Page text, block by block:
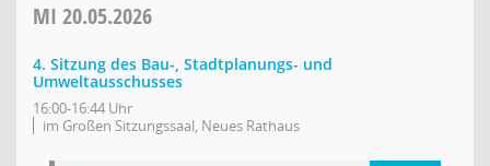
MI 20.05.2026
4. Sitzung des Bau-, Stadtplanungs- und
Umweltausschusses
16:00-16:44 Uhr
im Großen Sitzungssaal, Neues Rathaus